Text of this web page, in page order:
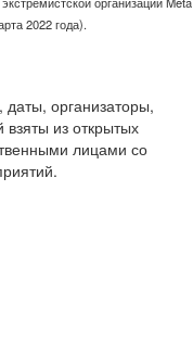
2022 года).
организаторы,
из открытых
лицами со